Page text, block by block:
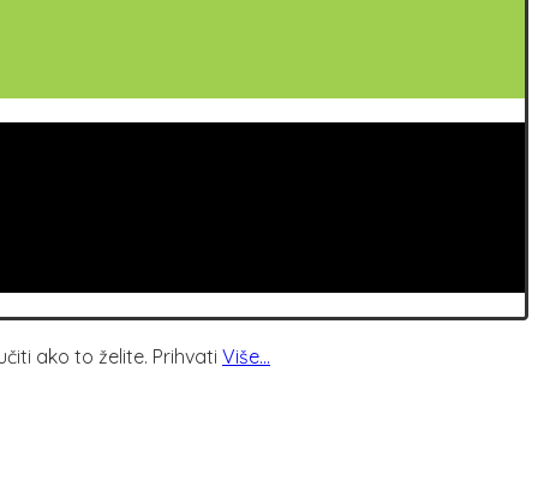
ako to želite. Prihvati Više...